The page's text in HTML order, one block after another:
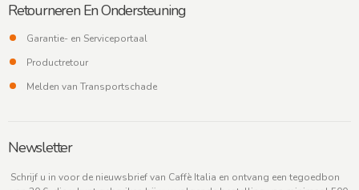
Retourneren En Ondersteuning
Garantie- en Serviceportaal
Productretour
Melden van Transportschade
Newsletter
Schrijf u in voor de nieuwsbrief van Caffè Italia en ontvang een tegoedbon